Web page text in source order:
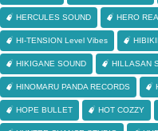
HERCULES SOUND HERO
HI-TENSION Level Vibes
HIKIGANE SOUND HILLASAN
HINOMARU PANDA RECORDS
HOPE BULLET HOT COZZY